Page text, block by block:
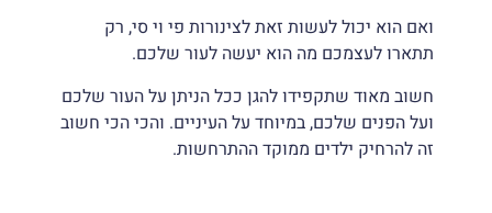
ואם הוא יכול לעשות זאת לצינורות פי וי סי, רק
תתארו לעצמכם מה הוא יעשה לעור שלכם.
חשוב מאוד שתקפידו להגן ככל הניתן על העור שלכם
ועל הפנים שלכם, במיוחד על העיניים. והכי הכי חשוב
זה להרחיק ילדים ממוקד ההתרחשות.